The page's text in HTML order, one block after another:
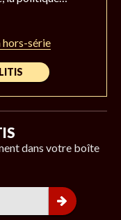
hors-série
dans votre boîte